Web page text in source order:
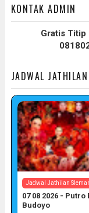
KONTAK ADMIN
Gratis Titip
JADWAL
Jadwal Jathilan
07 08 2026 - Putro
Budoyo